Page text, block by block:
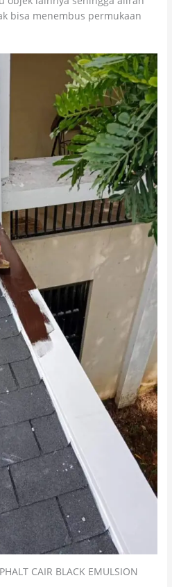
bisa menembus permukaan
CAIR BLACK EMULSION